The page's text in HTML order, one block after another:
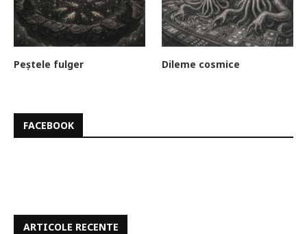
Peștele fulger Dileme cosmice
FACEBOOK
ARTICOLE RECENTE